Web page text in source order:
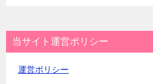
当サイト運営ポリシー
運営ポリシー